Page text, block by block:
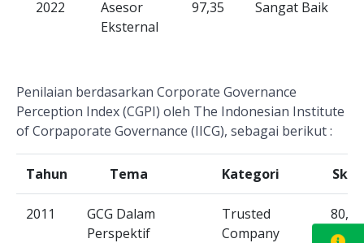
2022
Asesor
Eksternal
97,35 Sangat Baik
Penilaian berdasarkan Corporate Governance
Perception Index (CGPI) oleh The Indonesian Institute
of Corpaporate Governance (IICG), sebagai berikut :
Tahun Tema Kategori Skor
2011
GCG Dalam
Perspektif
Trusted
Company
80,04